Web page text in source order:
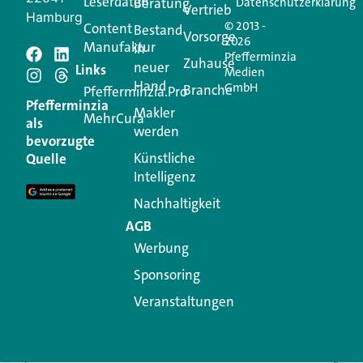
Schreiben Sie einen
Kommentar
Ihre E-Mail-Adresse wird nicht veröffentlicht.
Erforderliche Felder sind mit
Kommentar
Hamburg
Pfefferminzia
als
bevorzugte
Quelle
Content
Manufaktur
Links
Pfefferminzia.Pro
MehrCura
Bestand
in
neuer
Hand
Makler
werden
Künstliche
Intelligenz
Nachhaltigkeit
AGB
Werbung
Sponsoring
Veranstaltungen
Vertrieb
Vorsorge
Zuhause
Branche
© 2013 -
2026
Pfefferminzia
Medien
GmbH